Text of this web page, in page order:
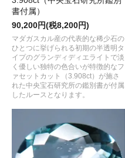
書付属）
90,200円(税8,200円)
マダガスカル産の代表的な稀少石の
ひとつに挙げられる初期の半透明タ
イプのグランディディエライトで淡
く優しい独特の色合いが特徴的なフ
ァセットカット（3.908ct）が施さ
れた中央宝石研究所の鑑別書が付属
したルースとなります。